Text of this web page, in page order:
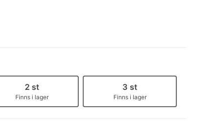
2 st
Finns i lager
3 st
Finns i lager